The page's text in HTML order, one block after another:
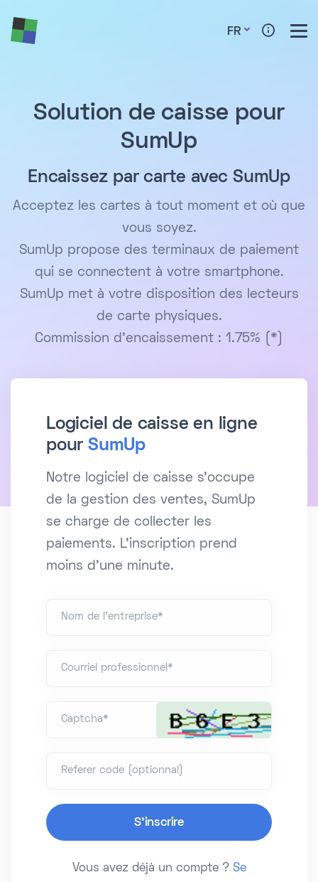
FR
Solution de caisse pour
SumUp
Encaissez par carte avec SumUp
Acceptez les cartes à tout moment et où que
vous soyez.
SumUp propose des terminaux de paiement
qui se connectent à votre smartphone.
SumUp met à votre disposition des lecteurs
de carte physiques.
Commission d’encaissement : 1.75% (*)
Logiciel de caisse en ligne
pour SumUp
Notre logiciel de caisse s'occupe
de la gestion des ventes, SumUp
se charge de collecter les
paiements. L'inscription prend
moins d'une minute.
Nom de l'entreprise*
Courriel professionnel*
Captcha*
Referer code (optionnal)
Vous avez déjà un compte ? Se